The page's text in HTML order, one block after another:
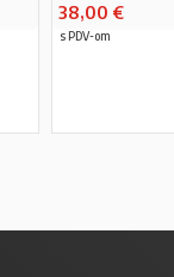
38,00 €
s PDV-om